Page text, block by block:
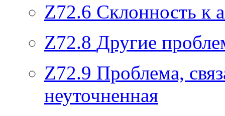
Z72.6 Склонность к
Z72.8 Другие
Z72.9 Проблема,
неуточненная